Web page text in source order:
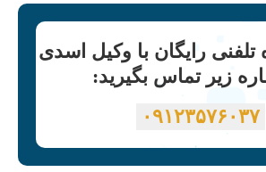
رایگان با وکیل اسدی
زیر تماس بگیرید:
۰۹۱۲۳۵۷۶۰۳۷